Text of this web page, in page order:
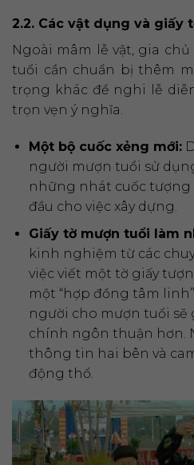
2.2. Các vật dụng và giấy
Ngoài mâm lễ vật, gia
tuổi cần chuẩn bị thêm
trọng khác để nghi lễ
trọn vẹn ý nghĩa.
Một bộ cuốc xẻng mới:
người mượn tuổi sử
những nhát cuốc
đầu cho việc xây dựng.
Giấy tờ mượn tuổi làm
kinh nghiệm từ các
việc viết một tờ giấy
một “hợp đồng tâm
người cho mượn tuổi sẽ
chính ngôn thuận hơn.
thông tin hai bên và
động thổ.